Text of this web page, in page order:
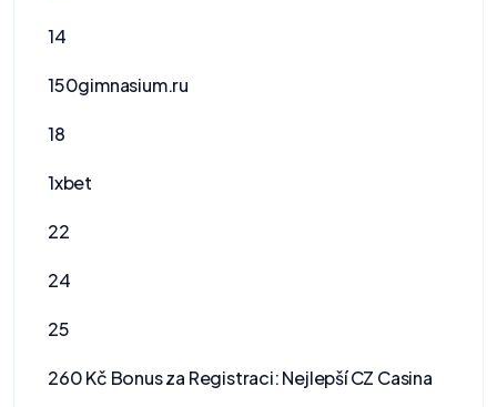
14
150gimnasium.ru
18
1xbet
22
24
25
260 Kč Bonus za Registraci: Nejlepší CZ Casina